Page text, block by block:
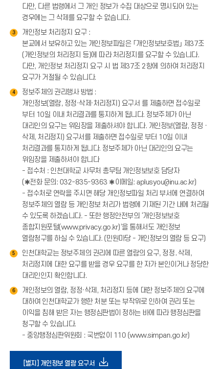
다만, 다른 법령에서 그 개인 정보가 수집 대상으로 명시되어 있는
경우에는 그 삭제를 요구할 수 없습니다.
3
개인정보 처리정지 요구 :
본교에서 보유하고 있는 개인정보파일은 「개인정보보호법」 제37조
(개인정보의 처리정지 등)에 따라 처리정지를 요구할 수 있습니다.
다만, 개인정보 처리정지 요구 시 법 제37조 2항에 의하여 처리정지
요구가 거절될 수 있습니다.
4
정보주체의 권리행사 방법 :
개인정보(열람, 정정·삭제·처리정지) 요구서 를 제출하면 접수일로
부터 10일 이내 처리결과를 통지하게 됩니다. 정보주체가 아닌
대리인의 요구는 위임장을 제출하셔야 합니다. 개인정보(열람, 정정 ·
삭제, 처리정지) 요구서를 제출하면 접수일로 부터 10일 이내
처리결과를 통지하게 됩니다. 정보주체가 아닌 대리인의 요구는
위임장을 제출하셔야 합니다
- 접수처 : 인천대학교 사무처 총무팀 개인정보보호 담당자
(✱전화 문의: 032-835-9363 ✱이메일: aplusyou@inu.ac.kr)
- 접수처로 연락을 주시면 해당 개인정보파일 처리 부서에 연결하여
정보주체의 열람 등 개인정보 처리가 법령에 기재된 기간 내에 처리될
수 있도록 하겠습니다. - 또한 행정안전부의 ‘개인정보보호
종합지원포털(www.privacy.go.kr)’을 통해서도 개인정보
열람청구를 하실 수 있습니다. (민원마당 - 개인정보의 열람 등 요구)
5
인천대학교는 정보주체의 권리에 따른 열람의 요구, 정정․삭제,
처리정지에 대한 요구를 받을 경우 요구를 한 자가 본인이거나 정당한
대리인인지 확인합니다.
6
개인정보의 열람, 정정·삭제, 처리정지 등에 대한 정보주체의 요구에
대하여 인천대학교가 행한 처분 또는 부작위로 인하여 권리 또는
이익을 침해 받은 자는 행정심판법이 정하는 바에 따라 행정심판을
청구할 수 있습니다.
- 중앙행정심판위원회 : 국번없이 110 (www.simpan.go.kr)
[별지] 개인정보 열람 요구서 다